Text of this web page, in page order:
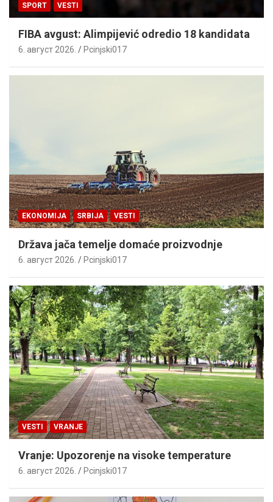
SPORT VESTI
FIBA avgust: Alimpijević odredio 18 kandidata
6. август 2026. Pcinjski017
EKONOMIJA SRBIJA VESTI
Država jača temelje domaće proizvodnje
6. август 2026. Pcinjski017
VESTI VRANJE
Vranje: Upozorenje na visoke temperature
6. август 2026. Pcinjski017